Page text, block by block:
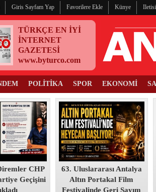
Giris Sayfam Yap Favorilere Ekle Künye
TÜRKÇE EN İYİ
İNTERNET
GAZETESİ
www.byturco.com
POLİTİKA SPOR EKONOMİ
CHP
Geçişini
63. Uluslararası Antalya
Altın Portakal Film
Festivalinde Geri Sayım